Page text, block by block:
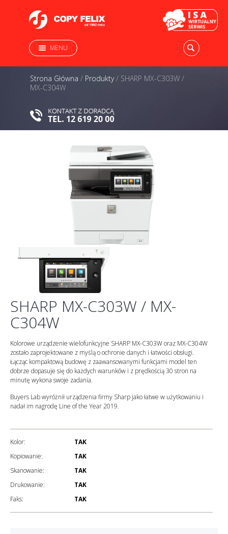
MENU
Strona Główna / Produkty/ SHARP MX-C303W /
MX-C304W
SHARP MX-C303W / MX-
C304W
Kolorowe urządzenie wielofunkcyjne SHARP MX-C303W oraz MX-C304W
zostało zaprojektowane z myślą o ochronie danych i łatwości obsługi.
Łącząc kompaktową budowę z zaawansowanymi funkcjami model ten
dobrze dopasuje się do każdych warunków i z prędkością 30 stron na
minutę wykona swoje zadania.
Buyers Lab wyróżnił urządzenia firmy Sharp jako łatwe w użytkowaniu i
nadał im nagrodę Line of the Year 2019.
Kolor:
TAK
Kopiowanie:
TAK
Skanowanie:
TAK
Drukowanie:
TAK
Faks:
TAK